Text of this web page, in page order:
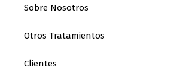
Sobre Nosotros
Otros Tratamientos
Clientes